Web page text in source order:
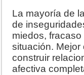
La mayoría de
de
miedos,
situación. Mejor
construir
afectiva